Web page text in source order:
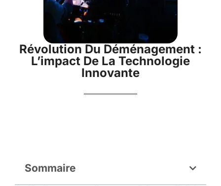
Révolution Du Déménagement :
L’impact De La Technologie
Innovante
Sommaire